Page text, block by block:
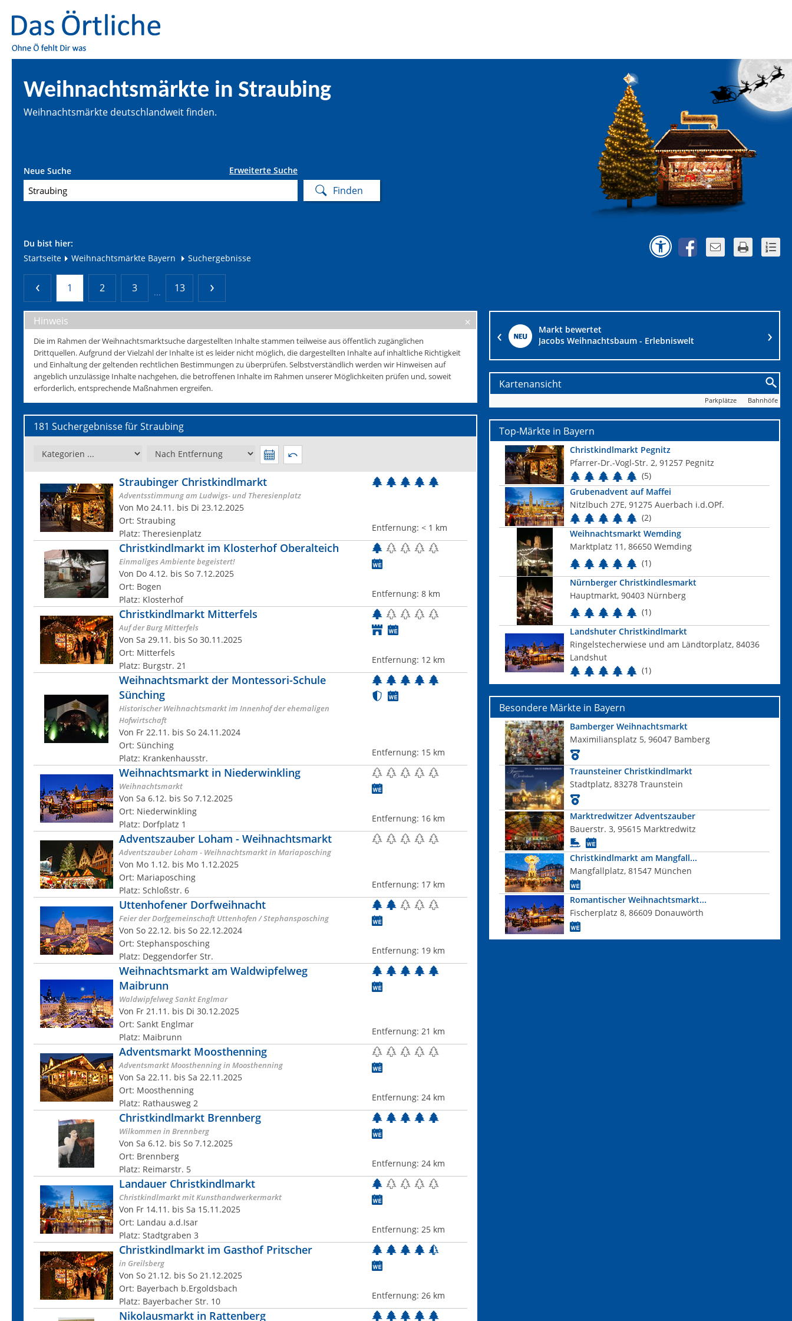
Weihnachtsmärkte in Straubing
Weihnachtsmärkte deutschlandweit finden.
Neue Suche Erweiterte Suche
Du bist hier:
Startseite
Weihnachtsmärkte Bayern Suchergebnisse
1 2 3 ... 13
Hinweis
Die im Rahmen der Weihnachtsmarktsuche dargestellten Inhalte stammen teilweise aus öffentlich zugänglichen
Drittquellen. Aufgrund der Vielzahl der Inhalte ist es leider nicht möglich, die dargestellten Inhalte auf inhaltliche Richtigkeit
und Einhaltung der geltenden rechtlichen Bestimmungen zu überprüfen. Selbstverständlich werden wir Hinweisen auf
angeblich unzulässige Inhalte nachgehen, die betroffenen Inhalte im Rahmen unserer Möglichkeiten prüfen und, soweit
erforderlich, entsprechende Maßnahmen ergreifen.
181 Suchergebnisse für Straubing
Straubinger Christkindlmarkt
Adventsstimmung am Ludwigs- und Theresienplatz
Von Mo 24.11. bis Di 23.12.2025
Ort: Straubing
Platz: Theresienplatz
Entfernung:< 1 km
Christkindlmarkt im Klosterhof Oberalteich
Einmaliges Ambiente begeistert!
Von Do 4.12. bis So 7.12.2025
Ort: Bogen
Platz: Klosterhof
Entfernung:8 km
Christkindlmarkt Mitterfels
Auf der Burg Mitterfels
Von Sa 29.11. bis So 30.11.2025
Ort: Mitterfels
Platz: Burgstr. 21
Entfernung: 12 km
Weihnachtsmarkt der Montessori-Schule
Sünching
Historischer Weihnachtsmarkt im Innenhof der ehemaligen
Hofwirtschaft
Von Fr 22.11. bis So 24.11.2024
Ort: Sünching
Platz: Krankenhausstr.
Entfernung: 15 km
Weihnachtsmarkt in Niederwinkling
Weihnachtsmarkt
Von Sa 6.12. bis So 7.12.2025
Ort: Niederwinkling
Platz: Dorfplatz 1
Entfernung: 16 km
Adventszauber Loham - Weihnachtsmarkt
Adventszauber Loham - Weihnachtsmarkt in Mariaposching
Von Mo 1.12. bis Mo 1.12.2025
Ort: Mariaposching
Platz: Schloßstr. 6
Entfernung: 17 km
Uttenhofener Dorfweihnacht
Feier der Dorfgemeinschaft Uttenhofen / Stephansposching
Von So 22.12. bis So 22.12.2024
Ort: Stephansposching
Platz: Deggendorfer Str.
Entfernung: 19 km
Weihnachtsmarkt am Waldwipfelweg
Maibrunn
Waldwipfelweg Sankt Englmar
Von Fr 21.11. bis Di 30.12.2025
Ort: Sankt Englmar
Platz: Maibrunn
Entfernung:21 km
Adventsmarkt Moosthenning
Adventsmarkt Moosthenning in Moosthenning
Von Sa 22.11. bis Sa 22.11.2025
Ort: Moosthenning
Platz: Rathausweg 2
Entfernung:24 km
Christkindlmarkt Brennberg
Wilkommen in Brennberg
Von Sa 6.12. bis So 7.12.2025
Ort: Brennberg
Platz: Reimarstr. 5
Entfernung:24 km
Landauer Christkindlmarkt
Christkindlmarkt mit Kunsthandwerkermarkt
Von Fr 14.11. bis Sa 15.11.2025
Ort: Landau a.d.Isar
Platz: Stadtgraben 3
Entfernung:25 km
Christkindlmarkt im Gasthof Pritscher
in Greilsberg
Von So 21.12. bis So 21.12.2025
Ort: Bayerbach b.Ergoldsbach
Platz: Bayerbacher Str. 10
Entfernung:26 km
Nikolausmarkt in Rattenberg
Markt bewertet
Jacobs Weihnachtsbaum - Erlebniswelt
Kartenansicht
Bahnhöfe
Parkplätze
Top-Märkte in Bayern
Christkindlmarkt Pegnitz
Pfarrer-Dr.-Vogl-Str. 2, 91257 Pegnitz
(5)
Grubenadvent auf Maffei
Nitzlbuch 27E, 91275 Auerbach i.d.OPf.
(2)
Weihnachtsmarkt Wemding
Marktplatz 11, 86650 Wemding
(1)
Nürnberger Christkindlesmarkt
Hauptmarkt, 90403 Nürnberg
(1)
Landshuter Christkindlmarkt
Ringelstecherwiese und am Ländtorplatz, 84036
Landshut
(1)
Besondere Märkte in Bayern
Bamberger Weihnachtsmarkt
Maximiliansplatz 5, 96047 Bamberg
Traunsteiner Christkindlmarkt
Stadtplatz, 83278 Traunstein
Marktredwitzer Adventszauber
Bauerstr. 3, 95615 Marktredwitz
Christkindlmarkt am Mangfall...
Mangfallplatz, 81547 München
Romantischer Weihnachtsmarkt...
Fischerplatz 8, 86609 Donauwörth